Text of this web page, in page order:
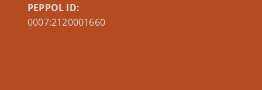
PEPPOL ID:
0007:2120001660